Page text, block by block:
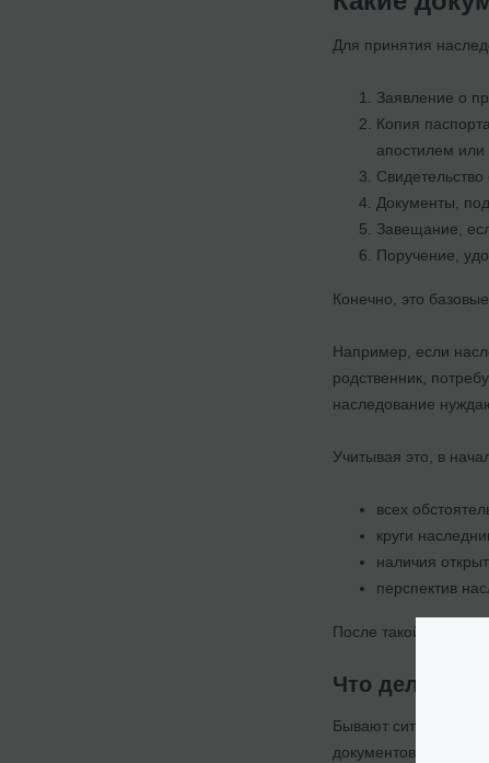
Для принятия
Заявление о
Копия
апостилем или
Документы,
Завещание,
Поручение,
Конечно, это
Например, если
родственник,
наследование
Учитывая это, в
всех
круги
наличия
перспектив
После такой
Что делать,
Бывают ситуации,
документов не